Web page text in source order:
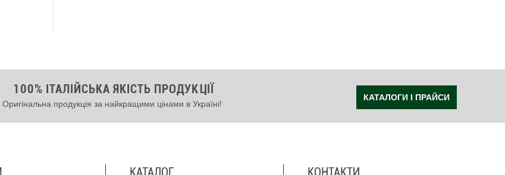
100% ІТАЛІЙСЬКА ЯКІСТЬ ПРОДУКЦІЇ
продукція за найкращими цінами в Україні!
КАТАЛОГИ І ПРАЙСИ
КАТАЛОГ КОНТАКТИ